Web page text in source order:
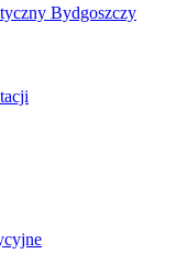
Bydgoszczy